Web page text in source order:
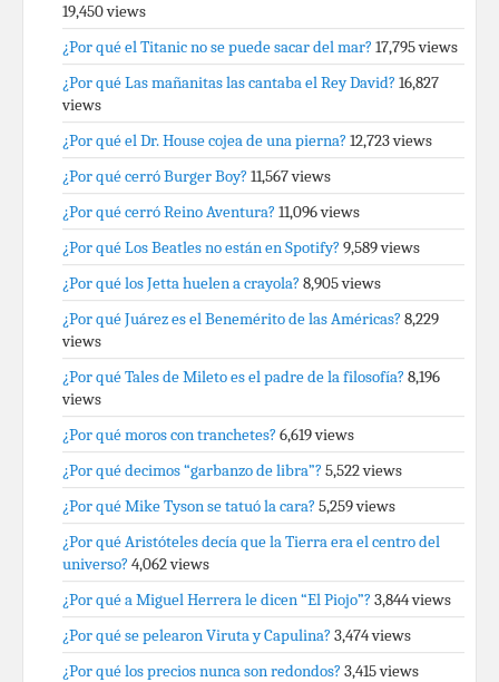
19,450 views
¿Por qué el Titanic no se puede sacar del mar? 17,795 views
¿Por qué Las mañanitas las cantaba el Rey David? 16,827
views
¿Por qué el Dr. House cojea de una pierna? 12,723 views
¿Por qué cerró Burger Boy? 11,567 views
¿Por qué cerró Reino Aventura? 11,096 views
¿Por qué Los Beatles no están en Spotify? 9,589 views
¿Por qué los Jetta huelen a crayola? 8,905 views
¿Por qué Juárez es el Benemérito de las Américas? 8,229
views
¿Por qué Tales de Mileto es el padre de la filosofía? 8,196
views
¿Por qué moros con tranchetes? 6,619 views
¿Por qué decimos “garbanzo de libra”? 5,522 views
¿Por qué Mike Tyson se tatuó la cara? 5,259 views
¿Por qué Aristóteles decía que la Tierra era el centro del
universo? 4,062 views
¿Por qué a Miguel Herrera le dicen “El Piojo”? 3,844 views
¿Por qué se pelearon Viruta y Capulina? 3,474 views
¿Por qué los precios nunca son redondos? 3,415 views